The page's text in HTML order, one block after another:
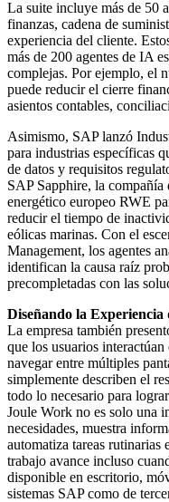
La suite incluye más de 50
finanzas, cadena de
experiencia del cliente.
más de 200 agentes de IA
complejas. Por ejemplo, el
puede reducir el cierre
asientos contables,
Asimismo, SAP lanzó
para industrias específicas
de datos y requisitos
SAP Sapphire, la
energético europeo RWE
reducir el tiempo de
eólicas marinas. Con el
Management, los agentes
identifican la causa raíz
precompletadas con las
Diseñando la
La empresa también
que los usuarios
navegar entre múltiples
simplemente describen el
todo lo necesario para
Joule Work no es solo una
necesidades, muestra
automatiza tareas rutinarias
trabajo avance incluso
disponible en escritorio,
sistemas SAP como de